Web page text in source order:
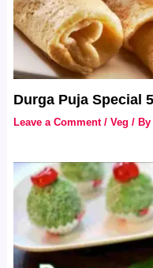
Durga Puja Special 5
Leave a Comment /Veg /